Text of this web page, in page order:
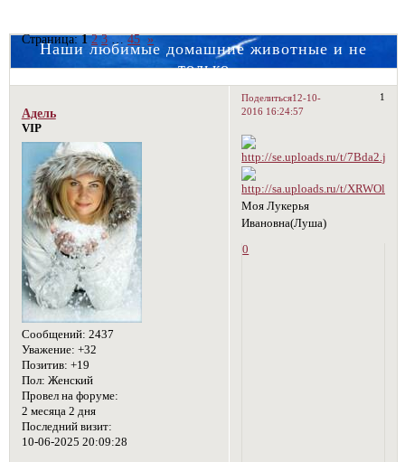
Наши любимые домашние животные и не
только
Страница:1 2 3 … 45 »
Поделиться 1
12-10-
2016 16:24:57
Адель
VIP
Сообщений: 2437
Уважение: +32
Позитив: +19
Пол: Женский
Провел на форуме:
2 месяца 2 дня
Последний визит:
10-06-2025 20:09:28
Моя Лукерья
Ивановна(Луша)
0